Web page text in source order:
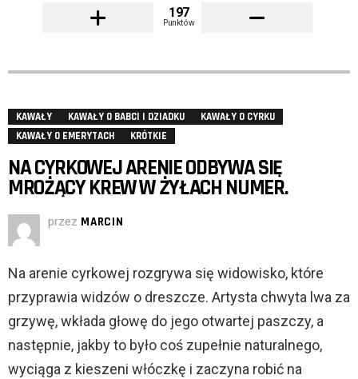
197
Punktów
KAWAŁY KAWAŁY O BABCI I DZIADKU
KAWAŁY O CYRKU
KAWAŁY O EMERYTACH
KRÓTKIE
NA CYRKOWEJ ARENIE ODBYWA SIĘ
MROŻĄCY KREW W ŻYŁACH NUMER.
przez MARCIN
Na arenie cyrkowej rozgrywa się widowisko, które
przyprawia widzów o dreszcze. Artysta chwyta lwa za
grzywę, wkłada głowę do jego otwartej paszczy, a
następnie, jakby to było coś zupełnie naturalnego,
wyciąga z kieszeni włóczkę i zaczyna robić na